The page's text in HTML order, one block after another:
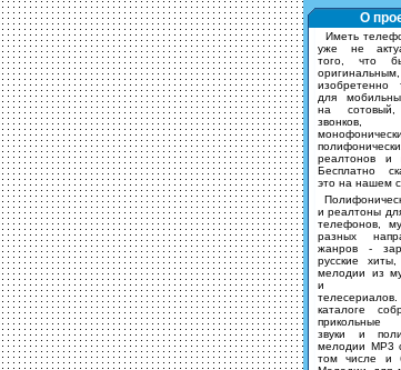
О
Иметь
уже не
того, что
оригинальным,
изобретенно
для
на
реалтонов и
Бесплатно
это на нашем
и реалтоны
телефонов,
разных
жанров -
русские хиты,
мелодии из
и
каталоге
прикольные
звуки и
мелодии MP3
том числе и